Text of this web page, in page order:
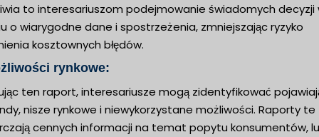
to interesariuszom podejmowanie świadomych decyzji
o wiarygodne dane i spostrzeżenia, zmniejszając ryzyko
kosztownych błędów.
rynkowe:
ten raport, interesariusze mogą zidentyfikować
nisze rynkowe i niewykorzystane możliwości. Raporty te
cennych informacji na temat popytu konsumentów,